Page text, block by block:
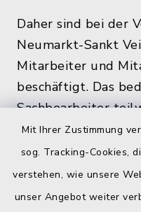
Mit Ihrer Zustimmung
sog. Tracking-Cookies,
verstehen, wie unsere
unser Angebot weiter
Daher sind bei der
Neumarkt-Sankt
Mitarbeiter und
beschäftigt. Das
Sachbearbeiter
üblichen
Öffnungszeiten,